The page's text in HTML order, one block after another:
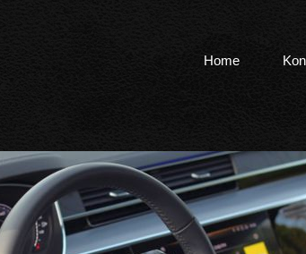
Home